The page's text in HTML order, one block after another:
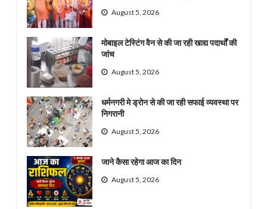
August 5, 2026
मोबाइल टेस्टिंग वैन से की जा रही खाद्य पदार्थों की
जांच
August 5, 2026
धर्मनगरी मे ड्रोन से की जा रही सफाई व्यवस्था पर
निगरानी
August 5, 2026
जाने कैसा रहेगा आज का दिन
August 5, 2026